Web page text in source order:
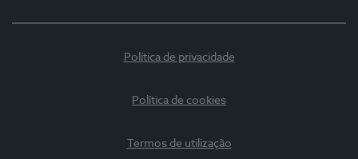
Política de privacidade
Política de cookies
Termos de utilização